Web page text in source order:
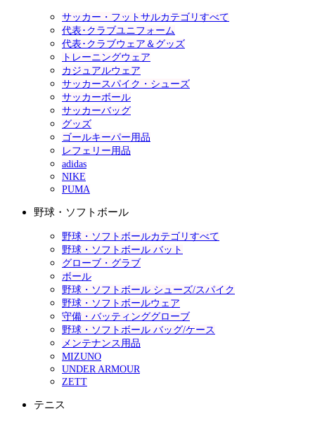
サッカー・フットサルカテゴリすべて
代表･クラブユニフォーム
代表･クラブウェア＆グッズ
トレーニングウェア
カジュアルウェア
サッカースパイク・シューズ
サッカーボール
サッカーバッグ
グッズ
ゴールキーパー用品
レフェリー用品
adidas
NIKE
PUMA
野球・ソフトボール
野球・ソフトボールカテゴリすべて
野球・ソフトボール バット
グローブ・グラブ
ボール
野球・ソフトボール シューズ/スパイク
野球・ソフトボールウェア
守備・バッティンググローブ
野球・ソフトボール バッグ/ケース
メンテナンス用品
MIZUNO
UNDER ARMOUR
ZETT
テニス